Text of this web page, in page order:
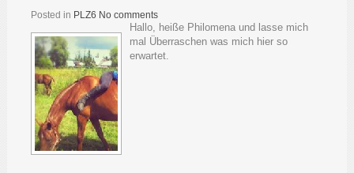
Posted in PLZ6 No comments
Hallo, heiße Philomena und lasse mich
mal Überraschen was mich hier so
erwartet.